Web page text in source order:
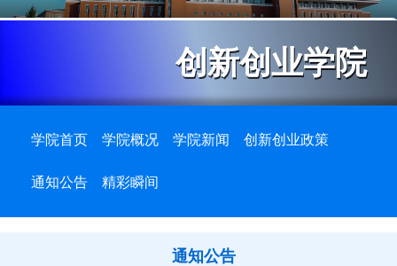
创新创业学院
学院首页 学院概况 学院新闻 创新创业政策
通知公告 精彩瞬间
通知公告